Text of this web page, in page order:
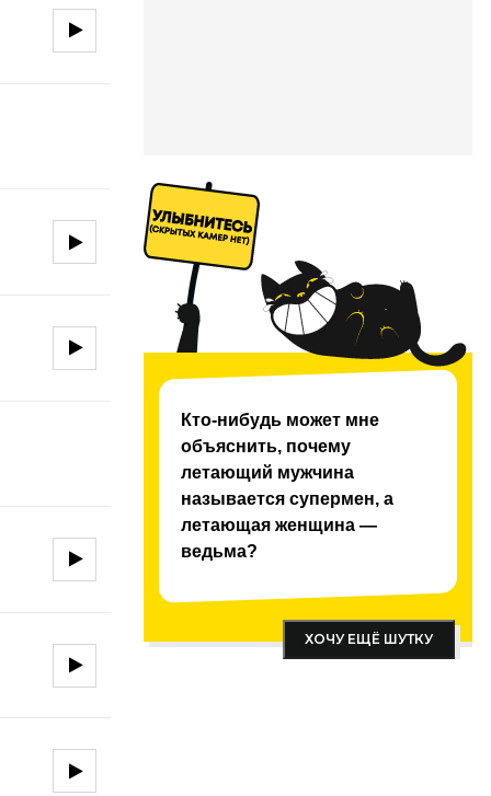
Кто-нибудь может мне
объяснить, почему
летающий мужчина
называется супермен, а
летающая женщина —
ведьма?
ХОЧУ ЕЩЁ ШУТКУ